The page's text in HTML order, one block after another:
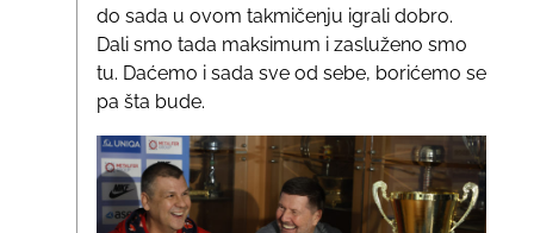
do sada u ovom takmičenju igrali dobro.
Dali smo tada maksimum i zasluženo smo
tu. Daćemo i sada sve od sebe, borićemo se
pa šta bude.